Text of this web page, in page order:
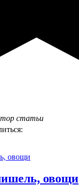
статьи
овощи